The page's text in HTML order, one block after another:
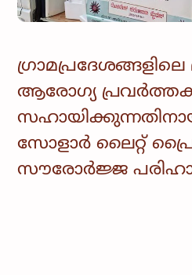
ആരോഗ്യ
സോളാർ ലൈറ്റ്
സൗരോർജ്ജ